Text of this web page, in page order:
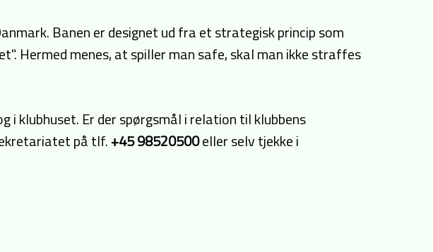
Banen er designet ud fra et strategisk princip som
Hermed menes, at spiller man safe, skal man ikke straffes
i klubhuset. Er der spørgsmål i relation til klubbens
på tlf.+45 98520500eller selv tjekke i